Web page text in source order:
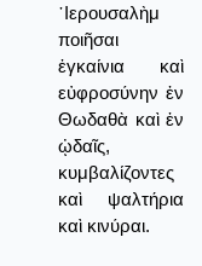
῾Ιερουσαλὴμ
ποιῆσαι
ἐγκαίνια καὶ
εὐφροσύνην ἐν
Θωδαθὰ καὶ ἐν
ᾠδαῖς,
κυμβαλίζοντες
καὶ ψαλτήρια
καὶ κινύραι.